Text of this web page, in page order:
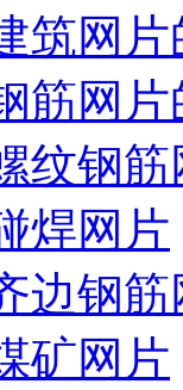
筑网片
筋网
纹钢筋
焊网片
边钢
矿网片